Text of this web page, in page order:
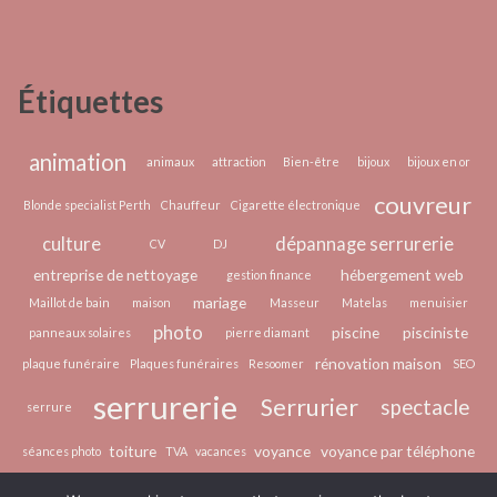
Paris
Étiquettes
animation animaux attraction Bien-être bijoux bijoux en or
Blonde specialist Perth Chauffeur Cigarette électronique couvreur
culture CV DJ dépannage serrurerie
entreprise de nettoyage gestion finance hébergement web
Maillot de bain maison mariage Masseur Matelas menuisier
panneaux solaires photo pierre diamant piscine pisciniste
plaque funéraire Plaques funéraires Resoomer rénovation maison SEO
serrure serrurerie Serrurier spectacle
séances photo toiture TVA vacances voyance voyance par téléphone
épilation laser